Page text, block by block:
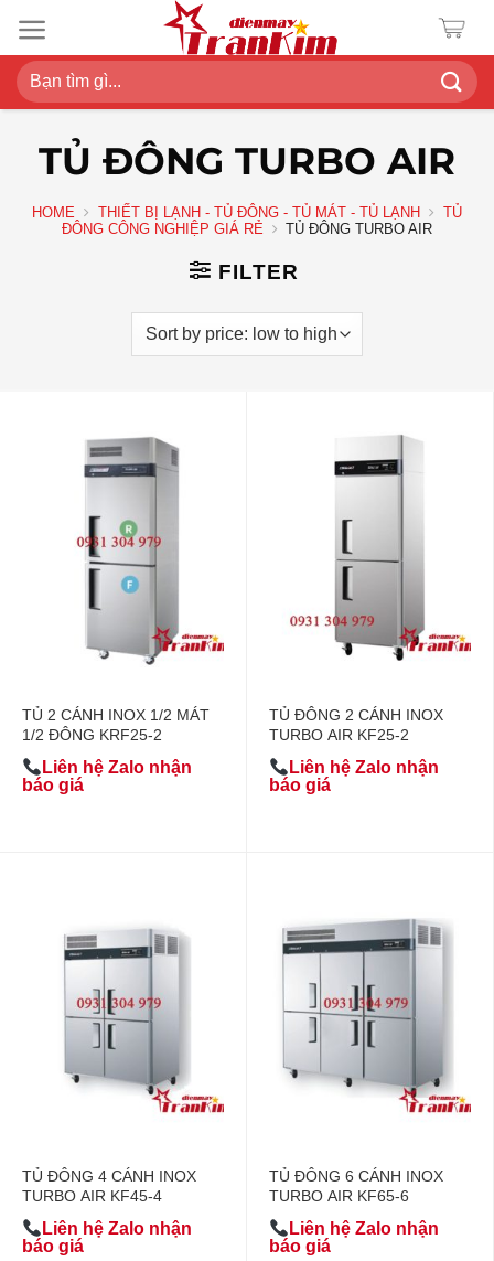
đến
nội
dung
Search
for:
TỦ ĐÔNG TURBO AIR
HOME THIẾT BỊ LẠNH - TỦ ĐÔNG - TỦ MÁT - TỦ LẠNH
TỦ
ĐÔNG CÔNG NGHIỆP GIÁ RẺ
TỦ ĐÔNG TURBO AIR
FILTER
TỦ 2 CÁNH INOX 1/2 MÁT
1/2 ĐÔNG KRF25-2
Liên hệ Zalo nhận
báo giá
TỦ ĐÔNG 2 CÁNH INOX
TURBO AIR KF25-2
Liên hệ Zalo nhận
báo giá
TỦ ĐÔNG 4 CÁNH INOX
TURBO AIR KF45-4
Liên hệ Zalo nhận
báo giá
TỦ ĐÔNG 6 CÁNH INOX
TURBO AIR KF65-6
Liên hệ Zalo nhận
báo giá